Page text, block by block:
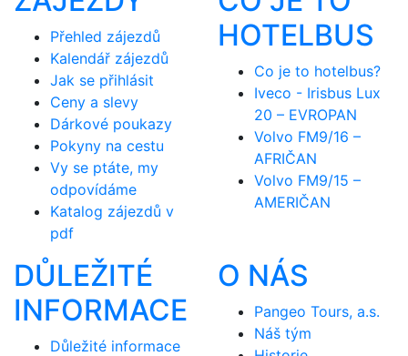
Přehled zájezdů
Kalendář zájezdů
Jak se přihlásit
Ceny a slevy
Dárkové poukazy
Pokyny na cestu
Vy se ptáte, my
odpovídáme
Katalog zájezdů v
pdf
HOTELBUS
Co je to hotelbus?
Iveco - Irisbus Lux
20 – EVROPAN
Volvo FM9/16 –
AFRIČAN
Volvo FM9/15 –
AMERIČAN
DŮLEŽITÉ
INFORMACE
Důležité informace
O NÁS
Pangeo Tours, a.s.
Náš tým